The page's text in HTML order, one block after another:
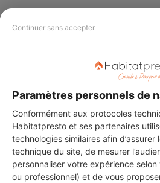
Continuer sans accepter
Paramètres personnels de
Conformément aux protocoles
Habitatpresto et ses partenaires
technologies similaires afin
technique du site, de mesurer
personnaliser votre expérience
ou professionnel) et de vous
PAS LE
Vous souhaitez réaliser des travaux et
choisir ? Demandez des devis travaux
professionnels partout